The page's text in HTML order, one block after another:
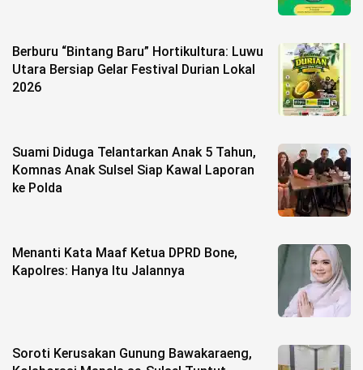
Berburu “Bintang Baru” Hortikultura: Luwu
Utara Bersiap Gelar Festival Durian Lokal
2026
Suami Diduga Telantarkan Anak 5 Tahun,
Komnas Anak Sulsel Siap Kawal Laporan
ke Polda
Menanti Kata Maaf Ketua DPRD Bone,
Kapolres: Hanya Itu Jalannya
Soroti Kerusakan Gunung Bawakaraeng,